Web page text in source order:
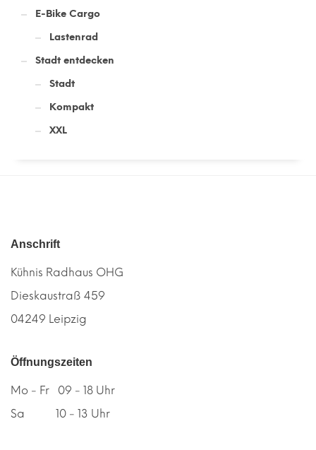
E-Bike Cargo
Lastenrad
Stadt entdecken
Stadt
Kompakt
XXL
Anschrift
Kühnis Radhaus OHG
Dieskaustraß 459
04249 Leipzig
Öffnungszeiten
Mo - Fr 09 - 18 Uhr
Sa 10 - 13 Uhr